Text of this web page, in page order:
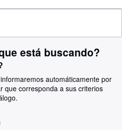
está buscando?
automáticamente por
que corresponda a sus criterios